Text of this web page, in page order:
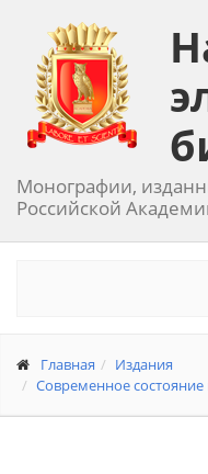
Монографии,
Российской
Главная
Издания
Современное